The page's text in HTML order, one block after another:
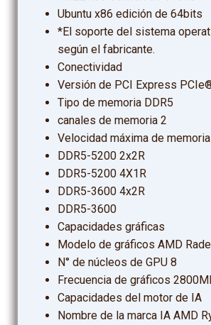
Ubuntu x86 edición de 64bits
*El soporte del sistema
según el fabricante.
Conectividad
Versión de PCI Express
Tipo de memoria DDR5
canales de memoria 2
Velocidad máxima de
DDR5-5200 2x2R
DDR5-5200 4X1R
DDR5-3600 4x2R
DDR5-3600
Capacidades gráficas
Modelo de gráficos AMD
N° de núcleos de GPU 8
Frecuencia de gráficos
Capacidades del motor de IA
Nombre de la marca IA AMD